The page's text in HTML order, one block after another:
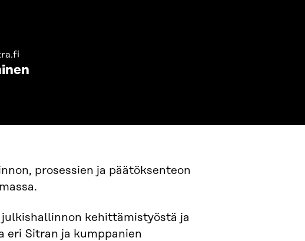
prosessien ja päätöksenteon
kehittämistyöstä ja
eri Sitran ja kumppanien